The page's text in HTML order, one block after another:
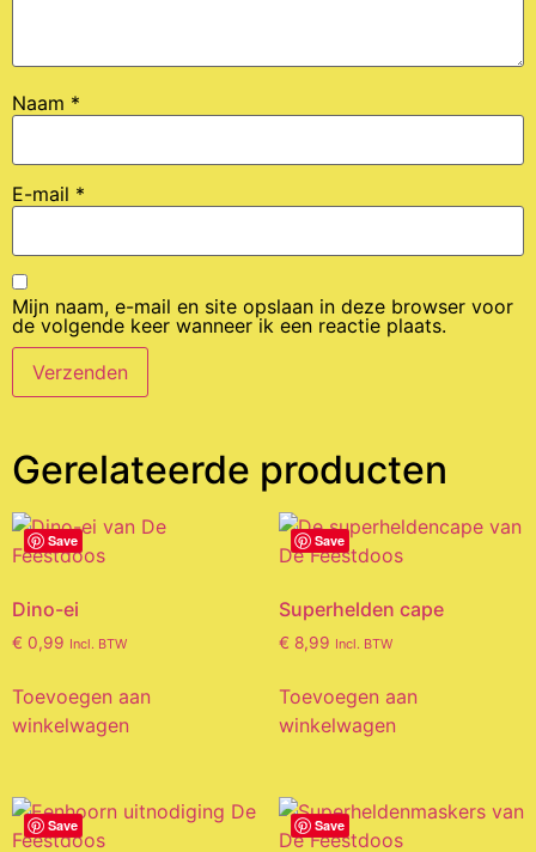
Naam *
E-mail *
Mijn naam, e-mail en site opslaan in deze browser voor
de volgende keer wanneer ik een reactie plaats.
Gerelateerde producten
Save
Dino-ei
€ 0,99 Incl. BTW
Toevoegen aan
winkelwagen
Save
Superhelden cape
€ 8,99 Incl. BTW
Toevoegen aan
winkelwagen
Save Save